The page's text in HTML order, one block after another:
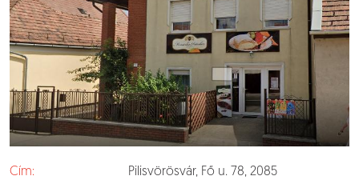
Cím:
Pilisvörösvár, Fő u. 78, 2085